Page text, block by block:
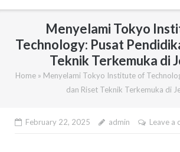
Menyelami Tokyo
Technology: Pusat
Teknik Terkemuka di
Home» Menyelami Tokyo Institute of
dan Riset Teknik Terkemuka di
February 22, 2025 admin Leave a